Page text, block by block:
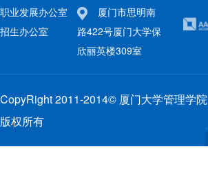
职业发展办公室
招生办公室
厦门市思明南
路422号厦门大学保
欣丽英楼309室
CopyRight 2011-2014© 厦门大学管理学院
版权所有